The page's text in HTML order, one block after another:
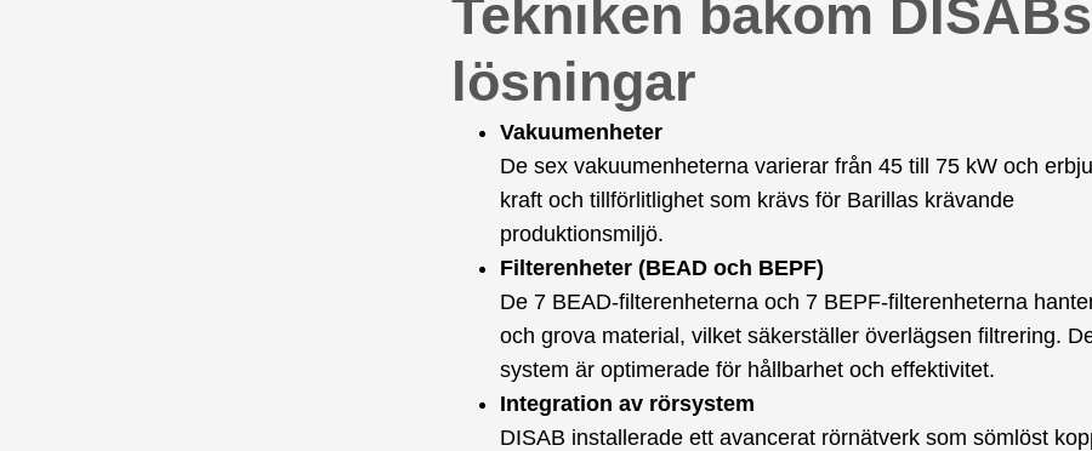
Tekniken bakom DISABs
lösningar
Vakuumenheter
De sex vakuumenheterna varierar från 45 till 75 kW och
kraft och tillförlitlighet som krävs för Barillas krävande
produktionsmiljö.
Filterenheter (BEAD och BEPF)
De 7 BEAD-filterenheterna och 7 BEPF-filterenheterna
och grova material, vilket säkerställer överlägsen filtrering.
system är optimerade för hållbarhet och effektivitet.
Integration av rörsystem
DISAB installerade ett avancerat rörnätverk som sömlöst